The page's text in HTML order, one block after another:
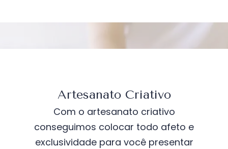
Artesanato Criativo
Com o artesanato criativo
conseguimos colocar todo afeto e
exclusividade para você presentar